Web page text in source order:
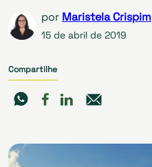
por Maristela Crispim
15 de abril de 2019
Compartilhe